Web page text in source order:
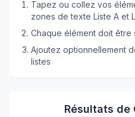
Tapez ou collez vos
zones de texte Liste A et
Chaque élément doit être
Ajoutez optionnellement
listes
Résultats de